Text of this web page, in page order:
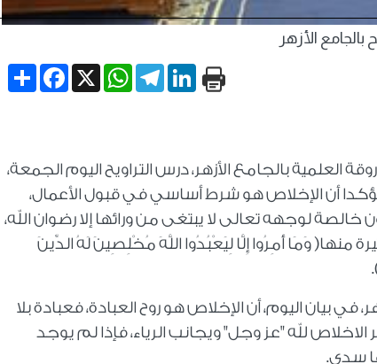
الأزهر
Share
Facebook X
WhatsApp
TelegramLinkedIn
العلمية بالجامع الأزهر، درس التراويح اليوم الجمعة،
أن الإخلاص هو شرط أساسي في قبول الأعمال،
لوجهه تعالى لا يبتغى من ورائها إلا رضوان الله،
وَمَا أُمِرُوا إِلَّا لِيَعْبُدُوا اللَّهَ مُخْلِصِينَ لَهُ الدِّينَ
في بيان اليوم، أن الإخلاص هو روح العبادة، فعبادة بلا
لله "عز وجل" ويجانب الرياء، فإذا لم يوجد
سدى.